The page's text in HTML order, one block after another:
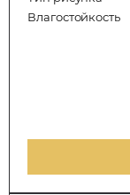
Влагостойкость